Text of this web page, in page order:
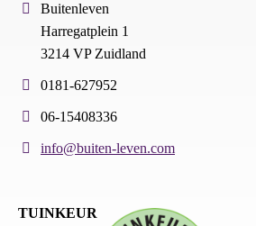
Buitenleven
Harregatplein 1
3214 VP Zuidland
0181-627952
06-15408336
info@buiten-leven.com
TUINKEUR